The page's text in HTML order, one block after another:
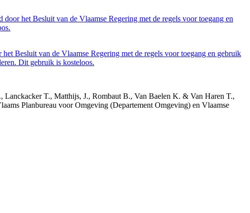
het Besluit van de Vlaamse Regering met de regels voor toegang en
Besluit van de Vlaamse Regering met de regels voor toegang en gebruik
Dit gebruik is kosteloos.
T., Matthijs, J., Rombaut B., Van Baelen K. & Van Haren T.,
Planbureau voor Omgeving (Departement Omgeving) en Vlaamse